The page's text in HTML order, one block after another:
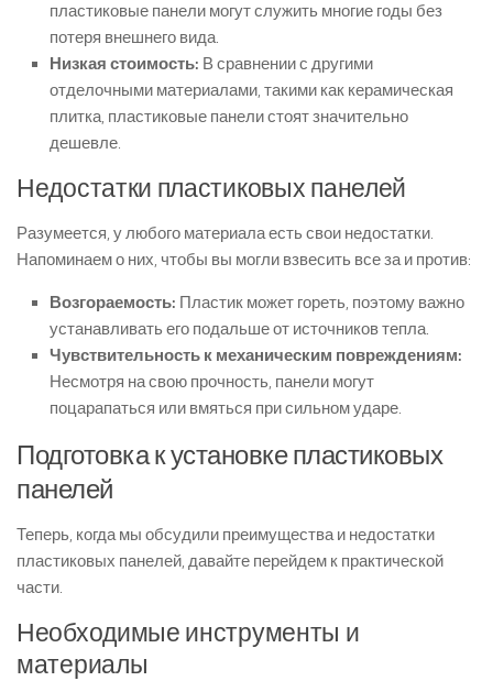
пластиковые панели могут служить многие годы без
потеря внешнего вида.
Низкая стоимость: В сравнении с другими
отделочными материалами, такими как керамическая
плитка, пластиковые панели стоят значительно
дешевле.
Недостатки пластиковых панелей
Разумеется, у любого материала есть свои недостатки.
Напоминаем о них, чтобы вы могли взвесить все за и против:
Возгораемость: Пластик может гореть, поэтому важно
устанавливать его подальше от источников тепла.
Чувствительность к механическим повреждениям:
Несмотря на свою прочность, панели могут
поцарапаться или вмяться при сильном ударе.
Подготовка к установке пластиковых
панелей
Теперь, когда мы обсудили преимущества и недостатки
пластиковых панелей, давайте перейдем к практической
части.
Необходимые инструменты и
материалы